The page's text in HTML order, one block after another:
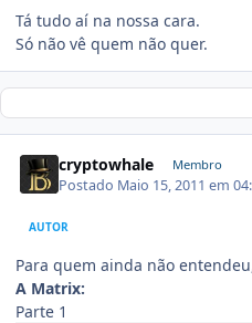
Tá tudo aí na nossa cara.
Só não vê quem não quer.
cryptowhale Membro
Postado Maio 15, 2011 em
AUTOR
Para quem ainda não
A Matrix:
Parte 1